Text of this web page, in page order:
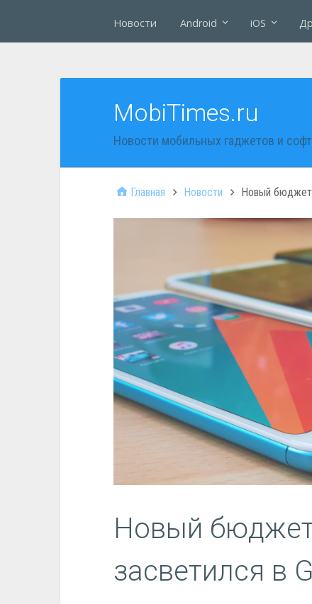
Новости Android iOS
MobiTimes.ru
Новости мобильных гаджетов и
Главная Новости Новый
Новый
засветился в